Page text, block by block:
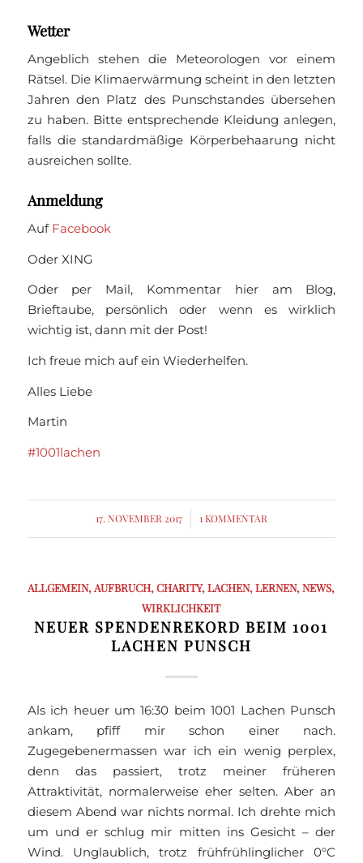
Wetter
Angeblich stehen die Meteorologen vor einem
Rätsel. Die Klimaerwärmung scheint in den letzten
Jahren den Platz des Punschstandes übersehen
zu haben. Bitte entsprechende Kleidung anlegen,
falls die standardmäßige Körperbehaarung nicht
ausreichen sollte.
Anmeldung
Auf Facebook
Oder XING
Oder per Mail, Kommentar hier am Blog,
Brieftaube, persönlich oder wenn es wirklich
wichtig ist, dann mit der Post!
Ich freue mich auf ein Wiederhelfen.
Alles Liebe
Martin
#1001lachen
17. NOVEMBER 2017
/ 1 KOMMENTAR
ALLGEMEIN,AUFBRUCH,CHARITY,LACHEN,LERNEN,NEWS,
WIRKLICHKEIT
NEUER SPENDENREKORD BEIM 1001
LACHEN PUNSCH
Als ich heuer um 16:30 beim 1001 Lachen Punsch
ankam, pfiff mir schon einer nach.
Zugegebenermassen war ich ein wenig perplex,
denn das passiert, trotz meiner früheren
Attraktivität, normalerweise eher selten. Aber an
diesem Abend war nichts normal. Ich drehte mich
um und er schlug mir mitten ins Gesicht – der
Wind. Unglaublich, trotz frühfrühlinglicher 0°C